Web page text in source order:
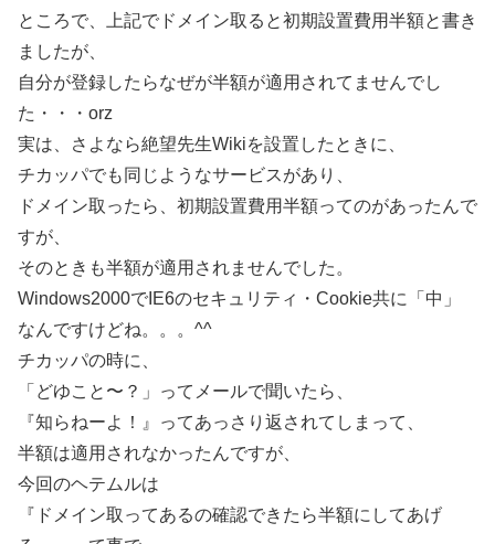
ところで、上記でドメイン取ると初期設置費用半額と書き
ましたが、
自分が登録したらなぜが半額が適用されてませんでし
た・・・orz
実は、さよなら絶望先生Wikiを設置したときに、
チカッパでも同じようなサービスがあり、
ドメイン取ったら、初期設置費用半額ってのがあったんで
すが、
そのときも半額が適用されませんでした。
Windows2000でIE6のセキュリティ・Cookie共に「中」
なんですけどね。。。^^ゞ
チカッパの時に、
「どゆこと〜？」ってメールで聞いたら、
『知らねーよ！』ってあっさり返されてしまって、
半額は適用されなかったんですが、
今回のヘテムルは
『ドメイン取ってあるの確認できたら半額にしてあげ